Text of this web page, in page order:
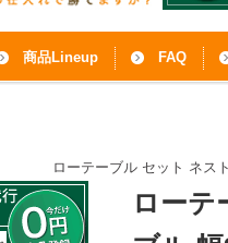
商品Lineup FAQ
ローテーブル セット ネス
ローテ